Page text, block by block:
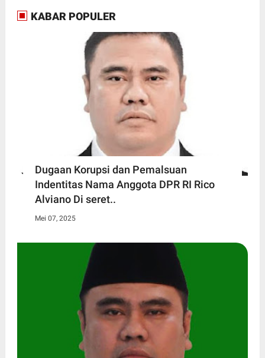
KABAR POPULER
Dugaan Korupsi dan Pemalsuan
Indentitas Nama Anggota DPR RI Rico
Alviano Di seret..
Mei 07, 2025